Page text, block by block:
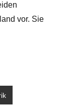
vor. Sie